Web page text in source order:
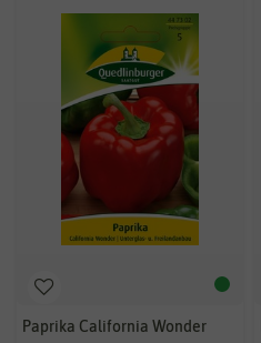
Paprika California Wonder